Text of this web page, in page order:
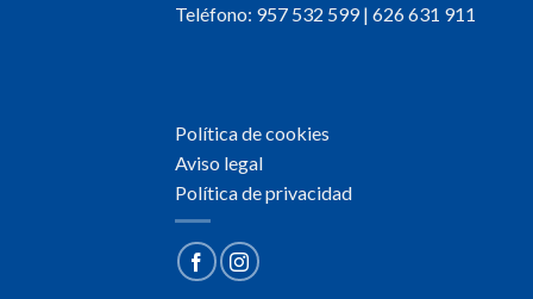
Teléfono: 957 532 599| 626 631 911
Política de cookies
Aviso legal
Política de privacidad